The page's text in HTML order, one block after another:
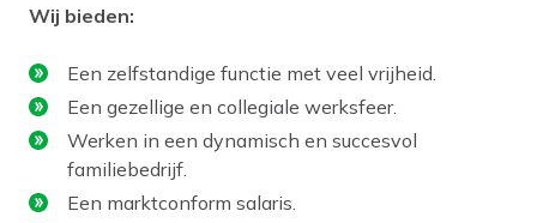
Wij bieden:
Een zelfstandige functie met veel vrijheid.
Een gezellige en collegiale werksfeer.
Werken in een dynamisch en succesvol
familiebedrijf.
Een marktconform salaris.